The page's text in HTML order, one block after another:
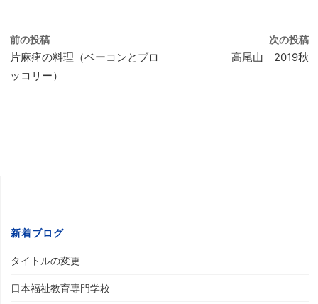
前の投稿
片麻痺の料理（ベーコンとブロ
ッコリー）
次の投稿
高尾山 2019秋
新着ブログ
タイトルの変更
日本福祉教育専門学校